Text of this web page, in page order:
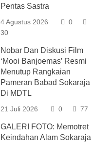
Pentas Sastra
4 Agustus 2026
0
30
Nobar Dan Diskusi Film
‘Mooi Banjoemas’ Resmi
Menutup Rangkaian
Pameran Babad Sokaraja
Di MDTL
21 Juli 2026 0 77
GALERI FOTO: Memotret
Keindahan Alam Sokaraja